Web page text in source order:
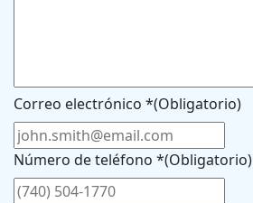
Correo electrónico *(Obligatorio)
Número de teléfono *(Obligatorio)